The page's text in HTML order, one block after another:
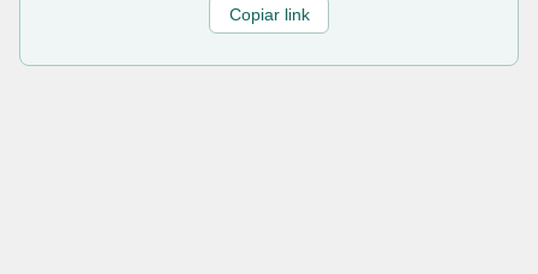
Copiar link